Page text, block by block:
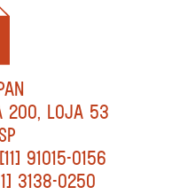
200, LOJA 53
91015-0156
3138-0250